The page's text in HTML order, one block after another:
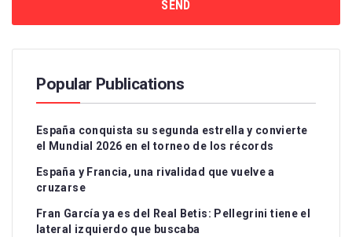
Popular Publications
España conquista su segunda estrella y convierte
el Mundial 2026 en el torneo de los récords
España y Francia, una rivalidad que vuelve a
cruzarse
Fran García ya es del Real Betis: Pellegrini tiene el
lateral izquierdo que buscaba